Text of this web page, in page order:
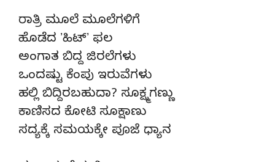
ರಾತ್ರಿ ಮೂಲೆ ಮೂಲೆಗಳಿಗೆ
ಹೊಡೆದ ʼಹಿಟ್‌ʼ ಫಲ
ಅಂಗಾತ ಬಿದ್ದ ಜಿರಲೆಗಳು
ಒಂದಷ್ಟು ಕೆಂಪು ಇರುವೆಗಳು
ಹಲ್ಲಿ ಬಿದ್ದಿರಬಹುದಾ? ಸೂಕ್ಷ್ಮಗಣ್ಣು
ಕಾಣಿಸದ ಕೋಟಿ ಸೂಕ್ಷಾಣು
ಸದ್ಯಕ್ಕೆ ಸಮಯಕ್ಕೇ ಪೂಜೆ ಧ್ಯಾನ